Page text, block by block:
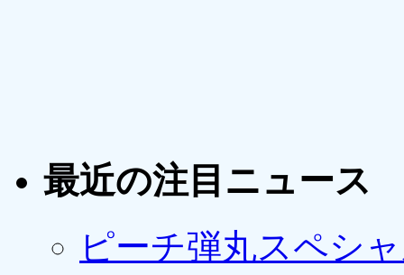
最近の注目ニュース
ピーチ弾丸スペシ